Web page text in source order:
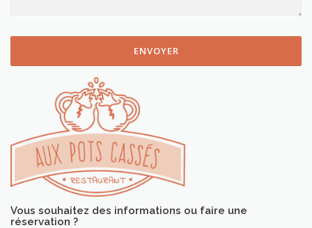
Vous souhaitez des informations ou faire une
réservation ?